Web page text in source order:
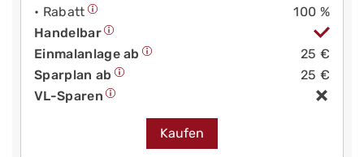
• Rabatt
100 %
Handelbar
Einmalanlage ab
25 €
Sparplan ab
25 €
VL-Sparen
Kaufen